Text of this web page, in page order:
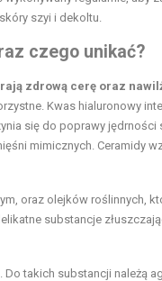
szyi i dekoltu.
czego unikać?
zdrową cerę oraz
Kwas hialuronowy
się do poprawy jędrności
mimicznych. Ceramidy
oraz olejków roślinnych,
substancje
takich substancji należą